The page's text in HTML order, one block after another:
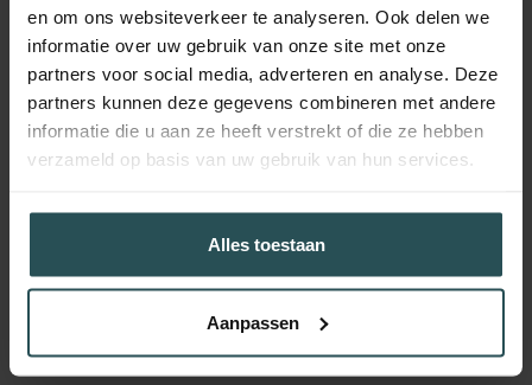
en om ons websiteverkeer te analyseren. Ook delen we
informatie over uw gebruik van onze site met onze
partners voor social media, adverteren en analyse. Deze
partners kunnen deze gegevens combineren met andere
informatie die u aan ze heeft verstrekt of die ze hebben
verzameld op basis van uw gebruik van hun services.
Alles toestaan
Aanpassen
Volg ons!
Hout beton schutting plaatsen Vught
Hout beton schutting plaatsen Den Bosch
Hout beton schutting plaatsen Uden
Schutting Noord-Brabant